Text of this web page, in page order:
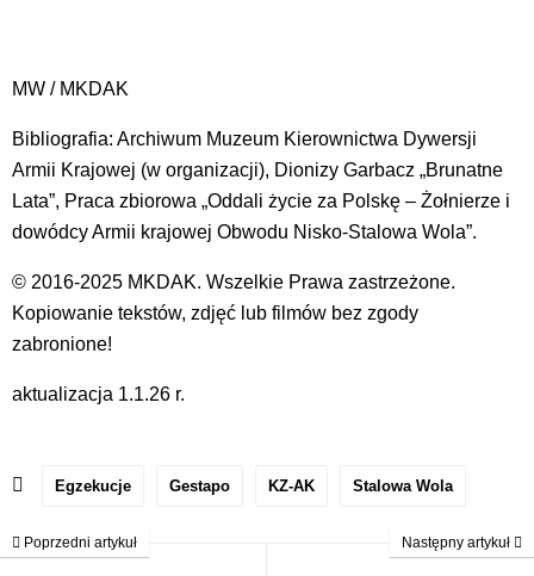
MW / MKDAK
Bibliografia: Archiwum Muzeum Kierownictwa Dywersji
Armii Krajowej (w organizacji), Dionizy Garbacz „Brunatne
Lata”, Praca zbiorowa „Oddali życie za Polskę – Żołnierze i
dowódcy Armii krajowej Obwodu Nisko-Stalowa Wola”.
© 2016-2025 MKDAK. Wszelkie Prawa zastrzeżone.
Kopiowanie tekstów, zdjęć lub filmów bez zgody
zabronione!
aktualizacja 1.1.26 r.
Egzekucje Gestapo KZ-AK Stalowa Wola
Poprzedni artykuł Następny artykuł